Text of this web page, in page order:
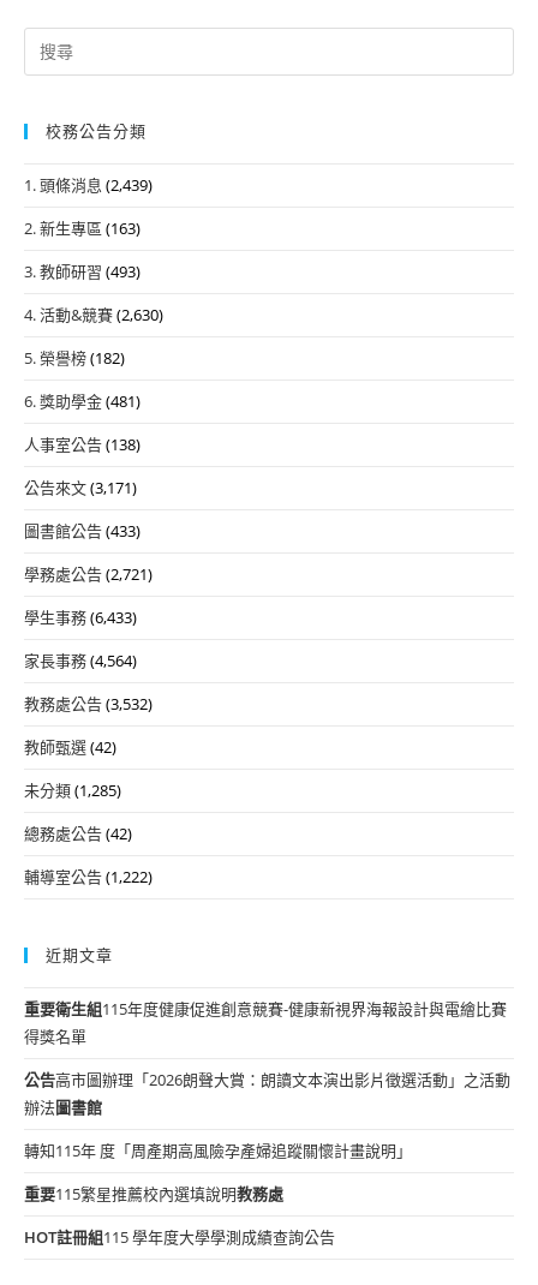
Search
for:
校務公告分類
1. 頭條消息 (2,439)
2. 新生專區 (163)
3. 教師研習 (493)
4. 活動&競賽(2,630)
5. 榮譽榜(182)
6. 獎助學金(481)
人事室公告(138)
公告來文(3,171)
圖書館公告(433)
學務處公告(2,721)
學生事務(6,433)
家長事務(4,564)
教務處公告(3,532)
教師甄選(42)
未分類(1,285)
總務處公告(42)
輔導室公告(1,222)
近期文章
重要衛生組115年度健康促進創意競賽-健康新視界海報設計與電繪比賽
得獎名單
公告高市圖辦理「2026朗聲大賞：朗讀文本演出影片徵選活動」之活動
辦法圖書館
轉知115年 度「周產期高風險孕產婦追蹤關懷計畫說明」
重要115繁星推薦校內選填說明教務處
HOT註冊組115 學年度大學學測成績查詢公告